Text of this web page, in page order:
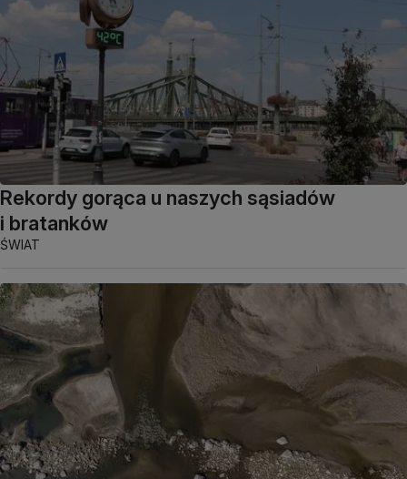
Rekordy gorąca u naszych sąsiadów
i bratanków
ŚWIAT